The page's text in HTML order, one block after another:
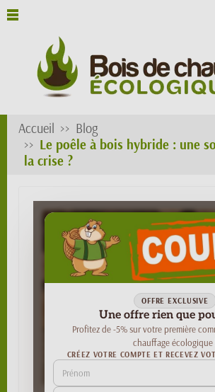
Accueil
Blog
Le poêle à bois hybride : une
la crise ?
OFFRE EXCLUSIVE
Une offre rien que
Profitez de -5% sur votre première
chauffage écologique
CRÉEZ VOTRE COMPTE ET RECEVEZ